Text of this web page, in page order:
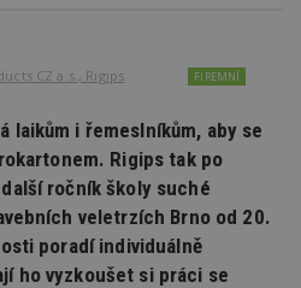
CZ a.s., Rigips
FIREMNÍ
laikům i řemeslníkům, aby se
Rigips tak po
ročník školy suché
veletrzích Brno od 20.
poradí individuálně
ho vyzkoušet si práci se